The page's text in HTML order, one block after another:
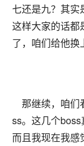
七还是九？其实
这样大家的话都
了，咱们给他换
那继续，咱们
ss。这几个boss
而且我现在我感